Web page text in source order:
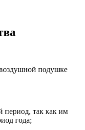
подушке
период, так как им
года;